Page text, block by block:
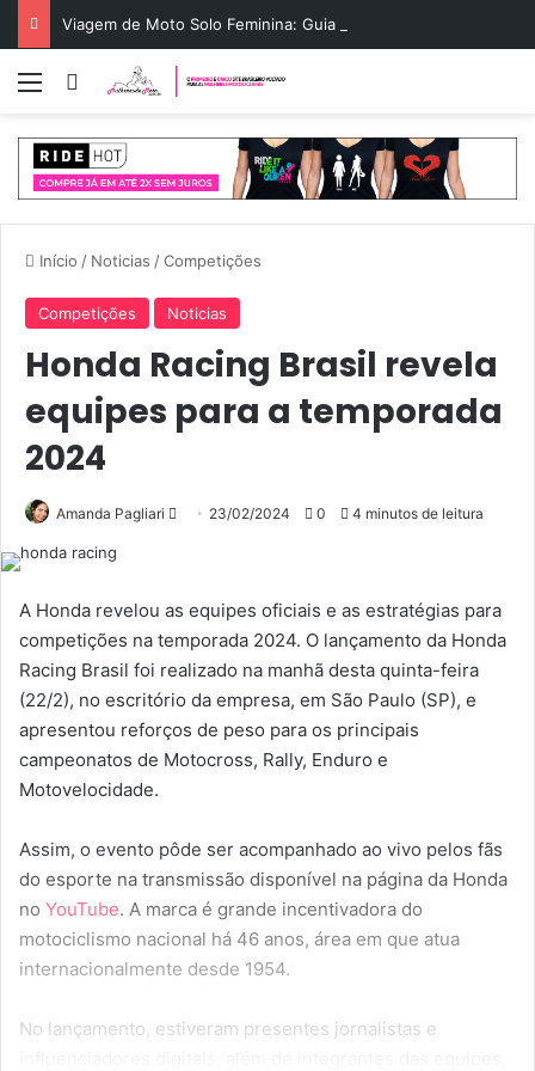
Menu Entrar
Início / Noticias /Competições
Competições Noticias
Honda Racing Brasil revela
equipes para a temporada
2024
Amanda Pagliari
Mande23/02/2024 0 4 minutos de leitura
A Honda revelou as equipes oficiais e as estratégias para
competições na temporada 2024. O lançamento da Honda
Racing Brasil foi realizado na manhã desta quinta-feira
(22/2), no escritório da empresa, em São Paulo (SP), e
apresentou reforços de peso para os principais
campeonatos de Motocross, Rally, Enduro e
Motovelocidade.
Assim, o evento pôde ser acompanhado ao vivo pelos fãs
do esporte na transmissão disponível na página da Honda
no YouTube. A marca é grande incentivadora do
motociclismo nacional há 46 anos, área em que atua
internacionalmente desde 1954.
No lançamento, estiveram presentes jornalistas e